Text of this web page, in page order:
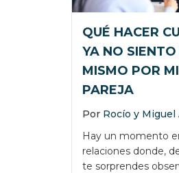
QUÉ HACER
YA NO
MISMO POR MI
PAREJA
Por Rocío y Miguel
Hay un momento
relaciones donde,
te sorprendes